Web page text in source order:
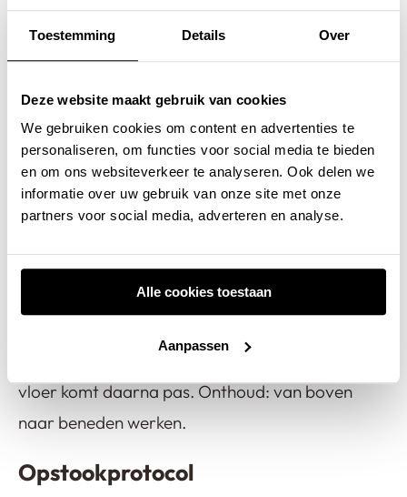
Toestemming Details Over
Deze website maakt gebruik van cookies
We gebruiken cookies om content en advertenties te
personaliseren, om functies voor social media te bieden
en om ons websiteverkeer te analyseren. Ook delen we
informatie over uw gebruik van onze site met onze
partners voor social media, adverteren en analyse.
Alle cookies toestaan
Aanpassen
Een gietvloer leggen neemt
het volledig droog is. U kunt er niet direct op aan
de slag. Plan de verhuizing dus niet te snel na de
oplevering van de vloer. Wanneer we leveren?
Dat bespreken we uiteraard met u.
Volgorde
Wordt de woning casco opgeleverd? Dan moet u
plafonds stucen. Doe dat eerst, is ons advies. De
vloer komt daarna pas. Onthoud: van boven
naar beneden werken.
Opstookprotocol